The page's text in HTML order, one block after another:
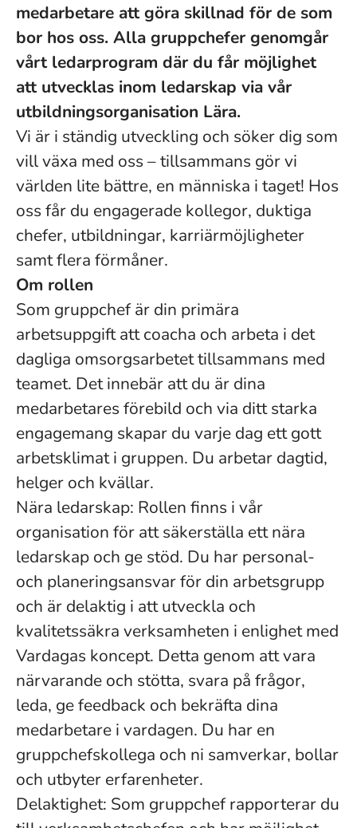
medarbetare att göra skillnad för de som
bor hos oss. Alla gruppchefer genomgår
vårt ledarprogram där du får möjlighet
att utvecklas inom ledarskap via vår
utbildningsorganisation Lära.
Vi är i ständig utveckling och söker dig som
vill växa med oss – tillsammans gör vi
världen lite bättre, en människa i taget! Hos
oss får du engagerade kollegor, duktiga
chefer, utbildningar, karriärmöjligheter
samt flera förmåner.
Om rollen
Som gruppchef är din primära
arbetsuppgift att coacha och arbeta i det
dagliga omsorgsarbetet tillsammans med
teamet. Det innebär att du är dina
medarbetares förebild och via ditt starka
engagemang skapar du varje dag ett gott
arbetsklimat i gruppen. Du arbetar dagtid,
helger och kvällar.
Nära ledarskap: Rollen finns i vår
organisation för att säkerställa ett nära
ledarskap och ge stöd. Du har personal-
och planeringsansvar för din arbetsgrupp
och är delaktig i att utveckla och
kvalitetssäkra verksamheten i enlighet med
Vardagas koncept. Detta genom att vara
närvarande och stötta, svara på frågor,
leda, ge feedback och bekräfta dina
medarbetare i vardagen. Du har en
gruppchefskollega och ni samverkar, bollar
och utbyter erfarenheter.
Delaktighet: Som gruppchef rapporterar du